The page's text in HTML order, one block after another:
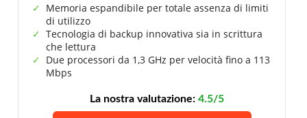
Memoria espandibile per totale assenza di limiti
di utilizzo
Tecnologia di backup innovativa sia in scrittura
che lettura
Due processori da 1,3 GHz per velocità fino a 113
Mbps
La nostra valutazione: 4.5/5